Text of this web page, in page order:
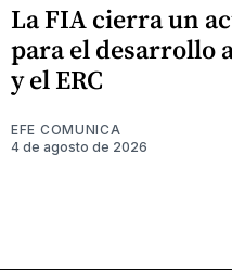
La FIA cierra un
para el desarrollo
y el ERC
EFE COMUNICA
4 de agosto de 2026